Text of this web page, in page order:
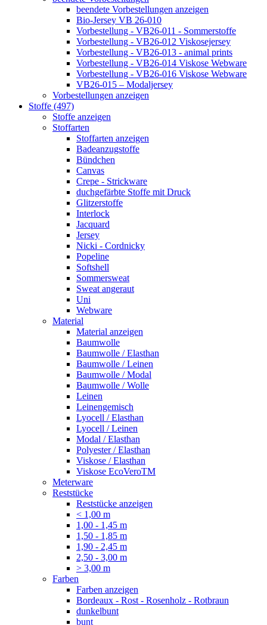
beendete Vorbestellungen anzeigen
Bio-Jersey VB 26-010
Vorbestellung - VB26-011 - Sommerstoffe
Vorbestellung - VB26-012 Viskosejersey
Vorbestellung - VB26-013 - animal prints
Vorbestellung - VB26-014 Viskose Webware
Vorbestellung - VB26-016 Viskose Webware
VB26-015 – Modaljersey
Vorbestellungen anzeigen
Stoffe (497)
Stoffe anzeigen
Stoffarten
Stoffarten anzeigen
Badeanzugstoffe
Bündchen
Canvas
Crepe - Strickware
duchgefärbte Stoffe mit Druck
Glitzerstoffe
Interlock
Jacquard
Jersey
Nicki - Cordnicky
Popeline
Softshell
Sommersweat
Sweat angeraut
Uni
Webware
Material
Material anzeigen
Baumwolle
Baumwolle / Elasthan
Baumwolle / Leinen
Baumwolle / Modal
Baumwolle / Wolle
Leinen
Leinengemisch
Lyocell / Elasthan
Lyocell / Leinen
Modal / Elasthan
Polyester / Elasthan
Viskose / Elasthan
Viskose EcoVeroTM
Meterware
Reststücke
Reststücke anzeigen
< 1,00 m
1,00 - 1,45 m
1,50 - 1,85 m
1,90 - 2,45 m
2,50 - 3,00 m
> 3,00 m
Farben
Farben anzeigen
Bordeaux - Rost - Rosenholz - Rotbraun
dunkelbunt
bunt